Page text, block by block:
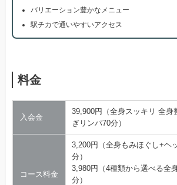
バリエーション豊かなメニュー
駅チカで通いやすいアクセス
料金
入会金
39,900円（全身スッキリ 全身
ぎリンパ70分）
コース料金
3,200円（全身もみほぐし+ヘ
分）
3,980円（4種類から選べる全
分）